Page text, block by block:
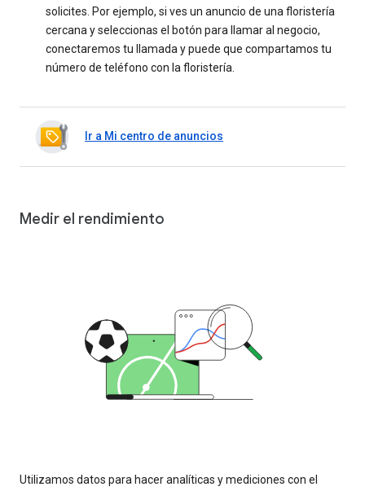
solicites. Por ejemplo, si ves un anuncio de una floristería
cercana y seleccionas el botón para llamar al negocio,
conectaremos tu llamada y puede que compartamos tu
número de teléfono con la floristería.
Ir a Mi centro de anuncios
Medir el rendimiento
Utilizamos datos para hacer analíticas y mediciones con el